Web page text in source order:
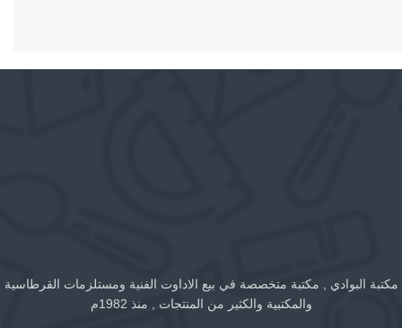
مكتبة البوادي , مكتبة متخصصة في بيع الاداوت الفنية ومستلزمات القرطاسية
والمكتبية والكثير من المنتجات , منذ 1982م